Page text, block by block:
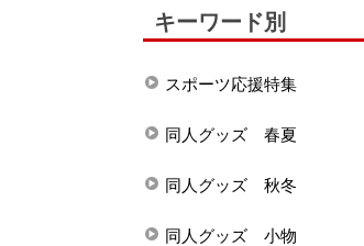
キーワード別
スポーツ応援特集
同人グッズ 春夏
同人グッズ 秋冬
同人グッズ 小物